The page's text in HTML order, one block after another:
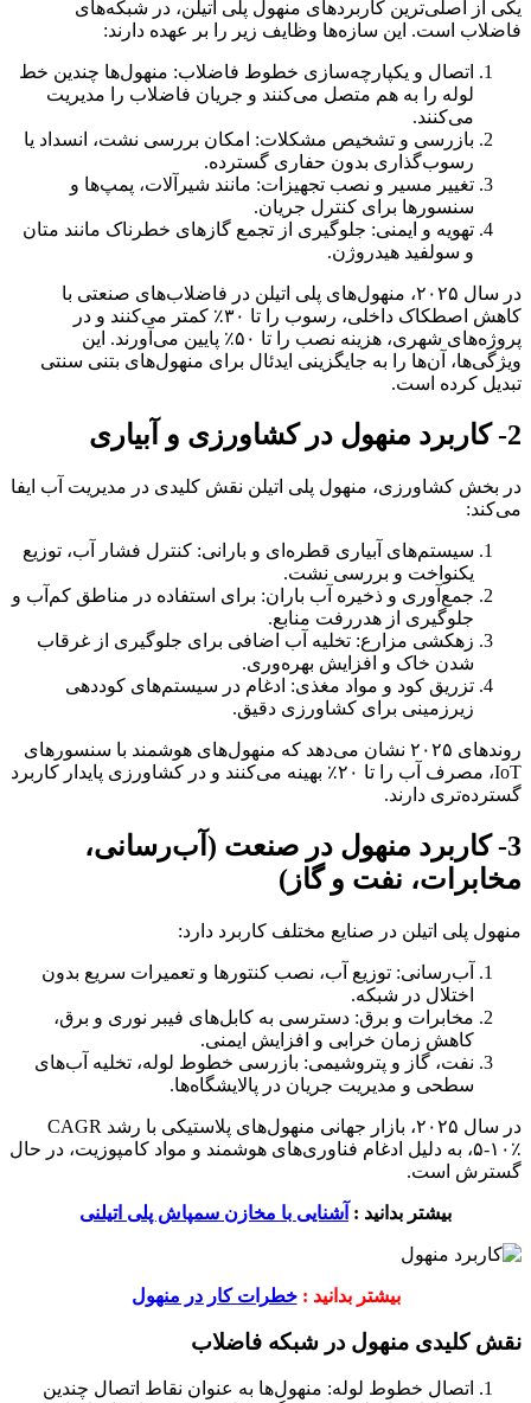
یکی از اصلی‌ترین کاربردهای منهول پلی اتیلن، در شبکه‌های
فاضلاب است. این سازه‌ها وظایف زیر را بر عهده دارند:
اتصال و یکپارچه‌سازی خطوط فاضلاب: منهول‌ها چندین خط
لوله را به هم متصل می‌کنند و جریان فاضلاب را مدیریت
می‌کنند.
بازرسی و تشخیص مشکلات: امکان بررسی نشت، انسداد یا
رسوب‌گذاری بدون حفاری گسترده.
تغییر مسیر و نصب تجهیزات: مانند شیرآلات، پمپ‌ها و
سنسورها برای کنترل جریان.
تهویه و ایمنی: جلوگیری از تجمع گازهای خطرناک مانند متان
و سولفید هیدروژن.
در سال ۲۰۲۵، منهول‌های پلی اتیلن در فاضلاب‌های صنعتی با
کاهش اصطکاک داخلی، رسوب را تا ۳۰٪ کمتر می‌کنند و در
پروژه‌های شهری، هزینه نصب را تا ۵۰٪ پایین می‌آورند. این
ویژگی‌ها، آن‌ها را به جایگزینی ایدئال برای منهول‌های بتنی سنتی
تبدیل کرده است.
2- کاربرد منهول در کشاورزی و آبیاری
در بخش کشاورزی، منهول پلی اتیلن نقش کلیدی در مدیریت آب ایفا
می‌کند:
سیستم‌های آبیاری قطره‌ای و بارانی: کنترل فشار آب، توزیع
یکنواخت و بررسی نشت.
جمع‌آوری و ذخیره آب باران: برای استفاده در مناطق کم‌آب و
جلوگیری از هدررفت منابع.
زهکشی مزارع: تخلیه آب اضافی برای جلوگیری از غرقاب
شدن خاک و افزایش بهره‌وری.
تزریق کود و مواد مغذی: ادغام در سیستم‌های کوددهی
زیرزمینی برای کشاورزی دقیق.
روندهای ۲۰۲۵ نشان می‌دهد که منهول‌های هوشمند با سنسورهای
IoT، مصرف آب را تا ۲۰٪ بهینه می‌کنند و در کشاورزی پایدار کاربرد
گسترده‌تری دارند.
3- کاربرد منهول در صنعت (آب‌رسانی،
مخابرات، نفت و گاز)
منهول پلی اتیلن در صنایع مختلف کاربرد دارد:
آب‌رسانی: توزیع آب، نصب کنتورها و تعمیرات سریع بدون
اختلال در شبکه.
مخابرات و برق: دسترسی به کابل‌های فیبر نوری و برق،
کاهش زمان خرابی و افزایش ایمنی.
نفت، گاز و پتروشیمی: بازرسی خطوط لوله، تخلیه آب‌های
سطحی و مدیریت جریان در پالایشگاه‌ها.
در سال ۲۰۲۵، بازار جهانی منهول‌های پلاستیکی با رشد CAGR
۵-۱۰٪، به دلیل ادغام فناوری‌های هوشمند و مواد کامپوزیت، در حال
گسترش است.
بیشتر بدانید : آشنایی با مخازن سمپاش پلی اتیلنی
بیشتر بدانید : خطرات کار در منهول‌
نقش کلیدی منهول در شبکه فاضلاب
اتصال خطوط لوله: منهول‌ها به عنوان نقاط اتصال چندین